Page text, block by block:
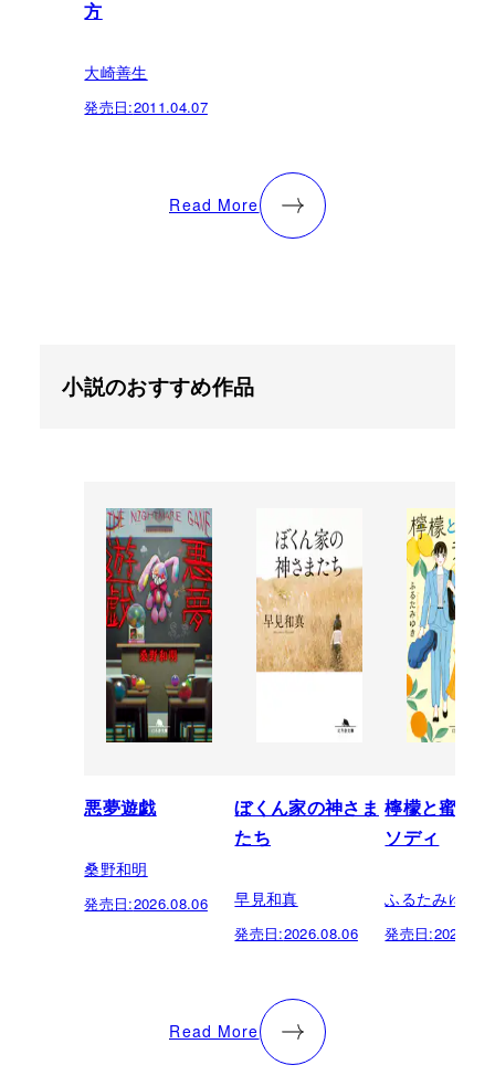
方
大崎善生
発売日:2011.04.07
Read More
小説のおすすめ作品
悪夢遊戯
桑野和明
発売日:2026.08.06
ぼくん家の神さま
たち
早見和真
発売日:2026.08.06
檸檬と蜜柑
ソディ
ふるたみゆき
発売日:
Read More